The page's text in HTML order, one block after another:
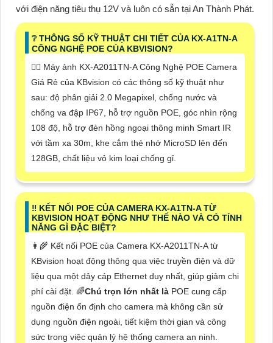
với điện năng tiêu thụ 12V và luôn có sẵn tại An Thành Phát.
❔ THÔNG SỐ KỸ THUẬT CHI TIẾT CỦA KX-A1TN-A
CÔNG NGHỆ POE CỦA KBVISION?
🙆‍♀️ Máy ảnh KX-A2011TN-A Công Nghệ POE Camera
Giá Rẻ của KBvision có các thông số kỹ thuật như
sau: độ phân giải 2.0 Megapixel, chống nước và
chống va đập IP67, hỗ trợ nguồn POE, góc nhìn rộng
108 độ, hỗ trợ đèn hồng ngoại thông minh Smart IR
với tầm xa 30m, khe cắm thẻ nhớ MicroSD lên đến
128GB, chất liệu vỏ kim loại chống gỉ.
‼️ KẾT NỐI POE CỦA CAMERA KX-A1TN-A TỪ
KBVISION HOẠT ĐỘNG NHƯ THẾ NÀO VÀ CÓ TÍNH
NĂNG GÌ ĐẶC BIỆT?
👩‍🌾 Kết nối POE của Camera KX-A2011TN-A từ
KBvision hoạt động thông qua việc truyền điện và dữ
liệu qua một dây cáp Ethernet duy nhất, giúp giảm chi
phí cài đặt. 🌈Chú trọn lớn nhất là POE cung cấp
nguồn điện ổn định cho camera mà không cần sử
dụng nguồn điện ngoài, tiết kiệm thời gian và công
sức trong việc quản lý hệ thống camera an ninh.